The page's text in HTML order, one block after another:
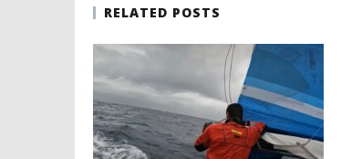
RELATED POSTS